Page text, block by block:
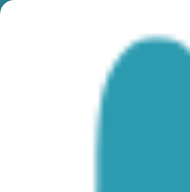
Kallinikeio Municipal